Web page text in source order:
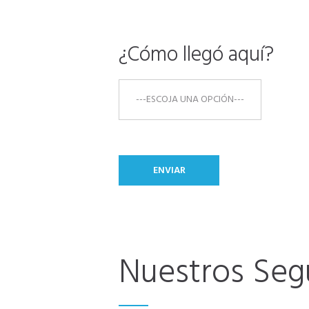
¿Cómo llegó aquí?
Nuestros